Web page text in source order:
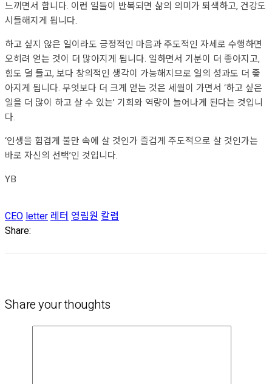
느끼면서 합니다. 이런 일들이 반복되면 삶의 의미가 퇴색하고, 건강도
시들해지게 됩니다.
하고 싶지 않은 일이라도 긍정적인 마음과 주도적인 자세로 수행하면
오히려 얻는 것이 더 많아지게 됩니다. 일하면서 기분이 더 좋아지고,
힘도 덜 들고, 보다 창의적인 생각이 가능해지므로 일의 성과도 더 좋
아지게 됩니다. 무엇보다 더 크게 얻는 것은 세월이 가면서 ‘하고 싶은
일을 더 많이 하고 살 수 있는’ 기회와 역량이 늘어나게 된다는 것입니
다.
‘인생을 힘겹게 불만 속에 살 것인가 즐겁게 주도적으로 살 것인가는
바로 자신의 선택’인 것입니다.
YB
CEOletter레터영림원칼럼
Share:
Share your thoughts